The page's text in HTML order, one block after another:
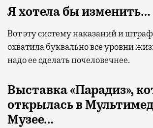
Я хотела бы изменить…
Вот эту систему наказаний и
охватила буквально все уровни
надо ее сделать почеловечнее.
Выставка «Парадиз»,
открылась в
Музее…